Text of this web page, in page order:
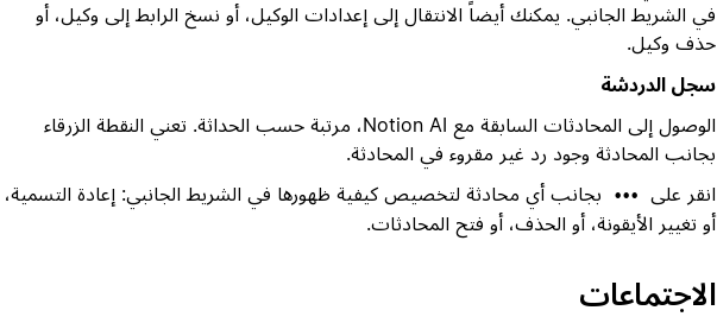
في الشريط الجانبي. يمكنك أيضاً الانتقال إلى إعدادات الوكيل، أو نسخ الرابط إلى وكيل، أو
حذف وكيل.
سجل الدردشة
الوصول إلى المحادثات السابقة مع Notion AI، مرتبة حسب الحداثة. تعني النقطة الزرقاء
بجانب المحادثة وجود رد غير مقروء في المحادثة.
انقر على
•••
بجانب أي محادثة لتخصيص كيفية ظهورها في الشريط الجانبي: إعادة التسمية،
أو تغيير الأيقونة، أو الحذف، أو فتح المحادثات.
الاجتماعات